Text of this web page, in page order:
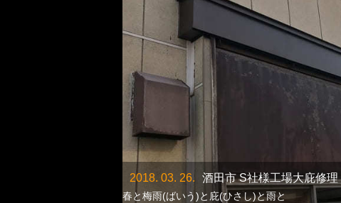
2018. 03. 26. 酒田市 S社様工場大庇修理
春と梅雨(ばいう)と庇(ひさし)と雨と